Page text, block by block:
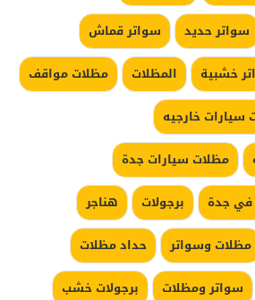
سواتر حديد
سواتر قماش
خشبية المظلات
مظلات مواقف
سيارات خارجيه
مظلات سيارات جدة
في جدة
برجولات
هناجر
مظلات وسواتر
حداد مظلات
سواتر ومظلات
برجولات خشب